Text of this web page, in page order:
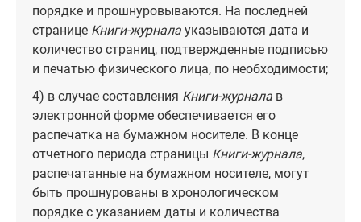
порядке и прошнуровываются. На последней
странице Книги-журнала указываются дата и
количество страниц, подтвержденные подписью
и печатью физического лица, по необходимости;
4) в случае составления Книги-журнала в
электронной форме обеспечивается его
распечатка на бумажном носителе. В конце
отчетного периода страницы Книги-журнала,
распечатанные на бумажном носителе, могут
быть прошнурованы в хронологическом
порядке с указанием даты и количества